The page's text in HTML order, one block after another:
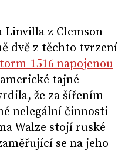
Linvilla z Clemson
dvě z těchto tvrzení
1516 napojenou
tajné
že za šířením
nelegální činnosti
Walze stojí ruské
se na jeho